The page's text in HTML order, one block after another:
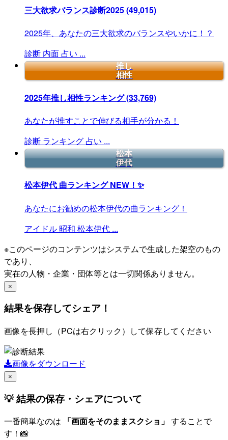
三大欲求バランス診断2025(49,015)
2025年、あなたの三大欲求のバランスやいかに！？
診断 内面 占い ...
推し
相性
2025年推し相性ランキング(33,769)
あなたが推すことで伸びる相手が分かる！
診断 ランキング 占い ...
松本
伊代
松本伊代 曲ランキングNEW！✨
あなたにお勧めの松本伊代の曲ランキング！
アイドル 昭和 松本伊代 ...
※このページのコンテンツはシステムで生成した架空のもの
であり、
実在の人物・企業・団体等とは一切関係ありません。
×
結果を保存してシェア！
画像を長押し（PCは右クリック）して保存してください
画像をダウンロード
×
💡 結果の保存・シェアについて
一番簡単なのは 「画面をそのままスクショ」 することで
す！📸